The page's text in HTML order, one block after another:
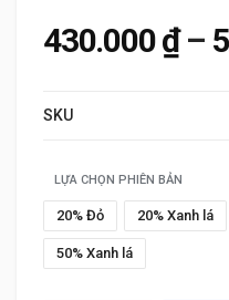
430.000₫ –
SKU
LỰA CHỌN PHIÊN BẢN
20% Đỏ 20% Xanh lá
50% Xanh lá